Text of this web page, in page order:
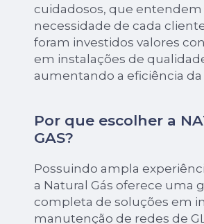
cuidadosos, que entendem
necessidade de cada
foram investidos valores
em instalações de
aumentando a eficiência da
Por que escolher a
GAS?
Possuindo ampla
a Natural Gás oferece uma
completa de soluções em
manutenção de redes de